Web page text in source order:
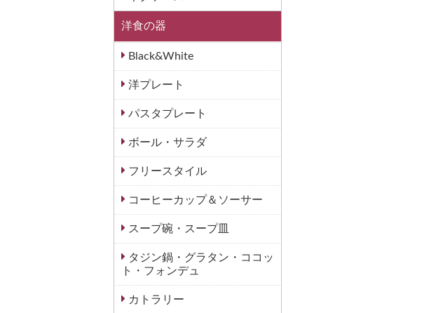
洋食の器
Black&White
洋プレート
パスタプレート
ボール・サラダ
フリースタイル
コーヒーカップ＆ソーサー
スープ碗・スープ皿
タジン鍋・グラタン・ココッ
ト・フォンデュ
カトラリー